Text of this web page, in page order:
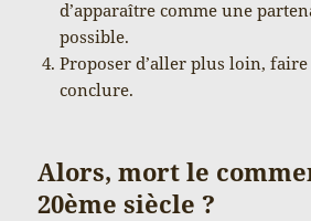
d’apparaître comme une
possible.
Proposer d’aller plus loin,
conclure.
Alors, mort le
20ème siècle ?